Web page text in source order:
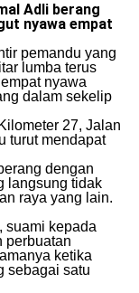
Adli berang
nyawa empat
pemandu yang
lumba terus
nyawa
dalam sekelip
27, Jalan
turut mendapat
dengan
langsung tidak
raya yang lain.
suami kepada
perbuatan
ketika
sebagai satu